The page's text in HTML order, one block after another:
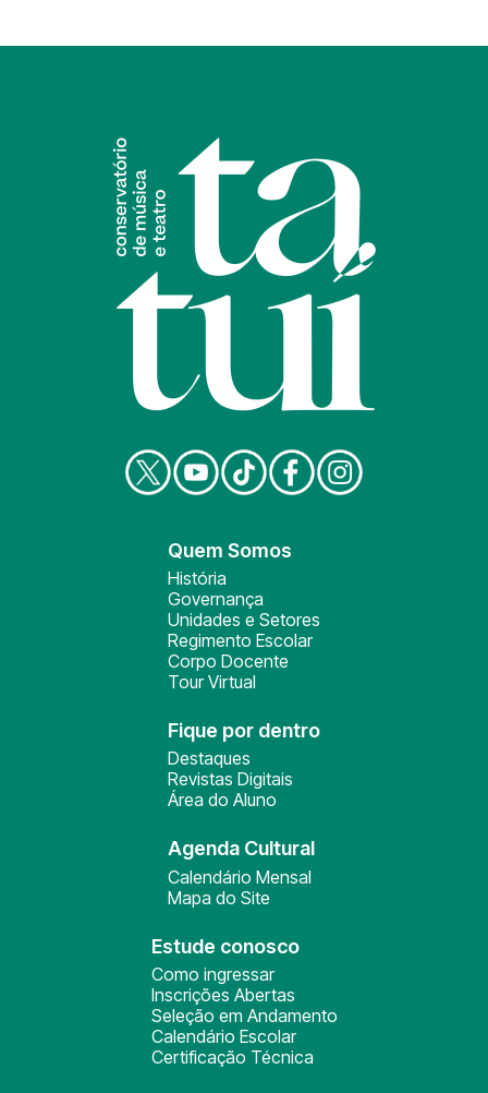
Quem Somos
História
Governança
Unidades e Setores
Regimento Escolar
Corpo Docente
Tour Virtual
Fique por dentro
Destaques
Revistas Digitais
Área do Aluno
Agenda Cultural
Calendário Mensal
Mapa do Site
Estude conosco
Como ingressar
Inscrições Abertas
Seleção em Andamento
Calendário Escolar
Certificação Técnica